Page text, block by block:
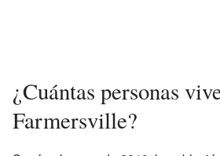
¿Cuántas personas
Farmersville?